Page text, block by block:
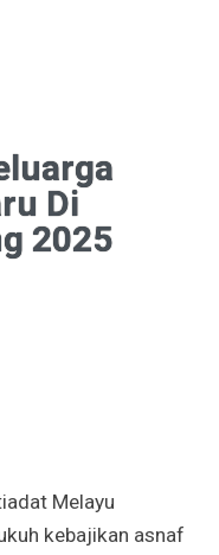
Di
2025
Melayu
kebajikan asnaf